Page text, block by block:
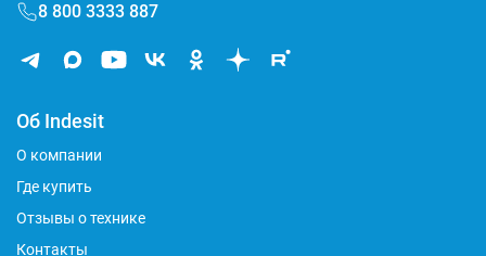
8 800 3333 887
Об Indesit
О компании
Где купить
Отзывы о технике
Контакты